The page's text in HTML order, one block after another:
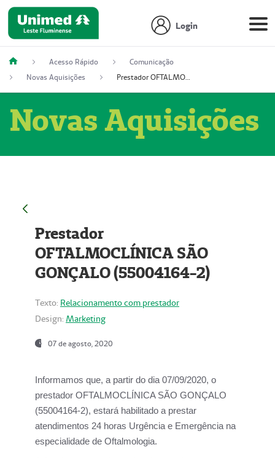
Login
Acesso Rápido
Comunicação
Novas Aquisições
Prestador OFTALMOCLÍNICA SÃO GONÇALO (55004164-2)
Novas Aquisições
Prestador
OFTALMOCLÍNICA SÃO
GONÇALO (55004164-2)
Texto: Relacionamento com prestador
Design: Marketing
07 de agosto, 2020
Informamos que, a partir do dia07/09/2020, o
prestador OFTALMOCLÍNICA SÃO GONÇALO
(55004164-2), estará habilitado a prestar
atendimentos 24 horas Urgência e Emergência na
especialidade de Oftalmologia.